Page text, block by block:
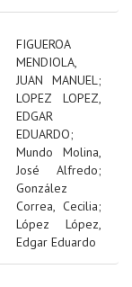
FIGUEROA
MENDIOLA,
JUAN MANUEL;
LOPEZ LOPEZ,
EDGAR
EDUARDO;
Mundo Molina,
José Alfredo;
González
Correa, Cecilia;
López López,
Edgar Eduardo